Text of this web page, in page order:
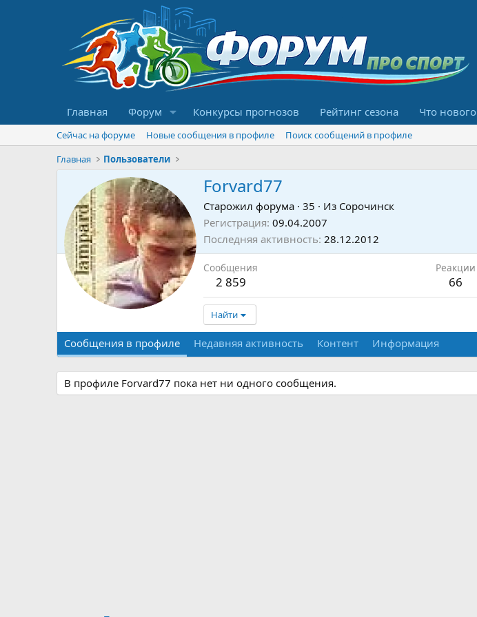
Главная Форум Конкурсы прогнозов Рейтинг сезона Что нового
Сейчас на форуме Новые сообщения в профиле
Поиск сообщений в профиле
Главная
Пользователи
Forvard77
Старожил форума · 35 · Из Сорочинск
Регистрация 09.04.2007
Последняя активность 28.12.2012
Сообщения
2 859
Реакции
66
Найти
Сообщения в профиле Недавняя активность Контент Информация
В профиле Forvard77 пока нет ни одного сообщения.